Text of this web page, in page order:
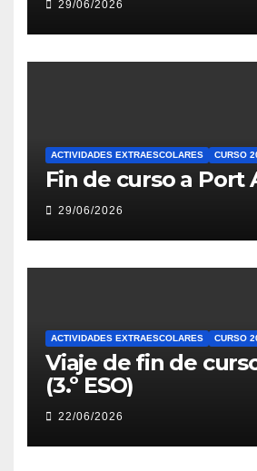
29/06/2026
ACTIVIDADES EXTRAESCOLARES CURSO
Fin de curso a Port
29/06/2026
ACTIVIDADES EXTRAESCOLARES CURSO
Viaje de fin de
(3.º ESO)
22/06/2026